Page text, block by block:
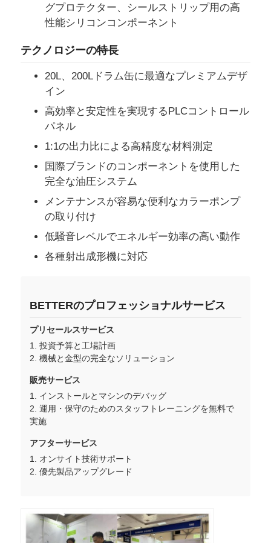
品質管理
お問い合わせ
ニュース
すべての場合
シリコン注射型機
LSR 投与システム
オーバーモールディングマシン
インジェクション鋳造機用アクセサリー
液体シリコンゴム注射型
シリコンゴムの注射型
グプロテクター、シールストリップ用の高
性能シリコンコンポーネント
テクノロジーの特長
20L、200Lドラム缶に最適なプレミアムデザ
イン
高効率と安定性を実現するPLCコントロール
パネル
1:1の出力比による高精度な材料測定
国際ブランドのコンポーネントを使用した
完全な油圧システム
メンテナンスが容易な便利なカラーポンプ
の取り付け
低騒音レベルでエネルギー効率の高い動作
各種射出成形機に対応
BETTERのプロフェッショナルサービス
プリセールスサービス
1. 投資予算と工場計画
2. 機械と金型の完全なソリューション
販売サービス
1. インストールとマシンのデバッグ
2. 運用・保守のためのスタッフトレーニングを無料で
実施
アフターサービス
1. オンサイト技術サポート
2. 優先製品アップグレード